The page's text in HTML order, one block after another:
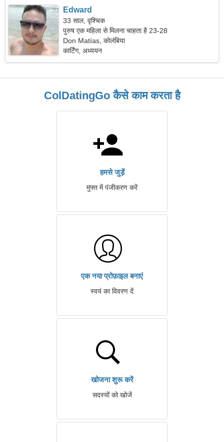
Edward
33 साल, वृश्चिक
पुरुष एक महिला से मिलना चाहता है 23-28
Don Matías, कोलंबिया
कार्टिंग, अध्ययन
ColDatingGo कैसे काम करता है
हमसे जुड़ें
मुफ्त में पंजीकरण करें
एक नया प्रोफ़ाइल बनाएं
स्वयं का विवरण दें
खोजना शुरू करें
सदस्यों को खोजें